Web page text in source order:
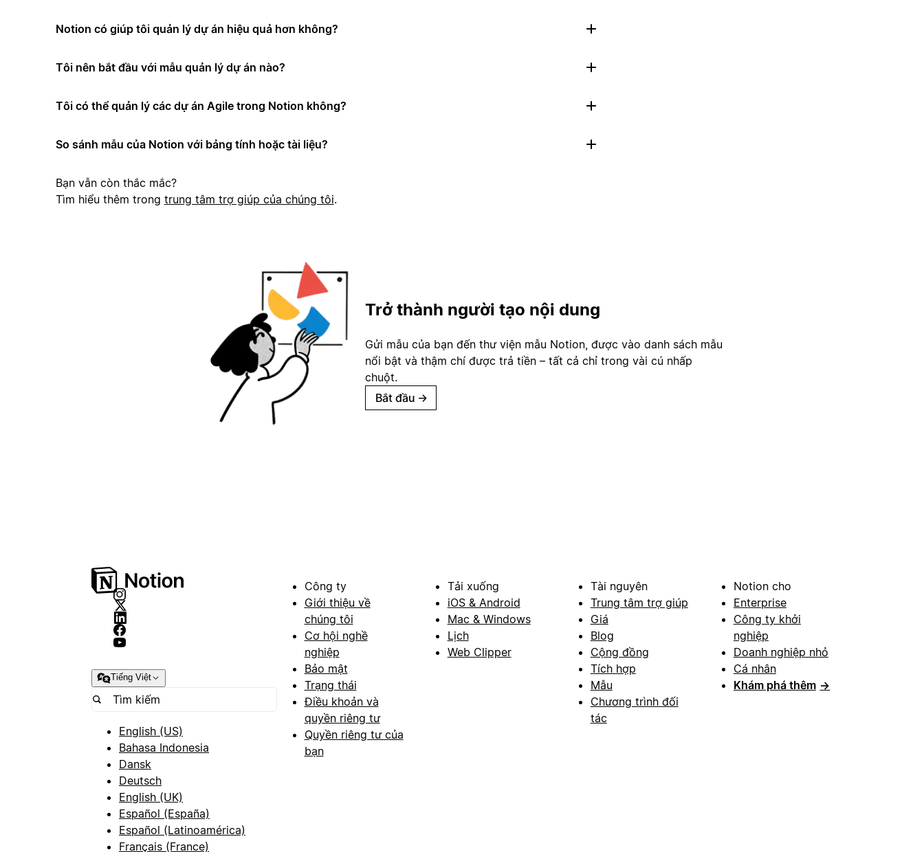
Notion có giúp tôi quản lý dự án hiệu quả hơn không?
Tôi nên bắt đầu với mẫu quản lý dự án nào?
Tôi có thể quản lý các dự án Agile trong Notion không?
So sánh mẫu của Notion với bảng tính hoặc tài liệu?
Bạn vẫn còn thắc mắc?
Tìm hiểu thêm trong trung tâm trợ giúp của chúng tôi.
Trở thành người tạo nội dung
Gửi mẫu của bạn đến thư viện mẫu Notion, được vào danh sách mẫu
nổi bật và thậm chí được trả tiền – tất cả chỉ trong vài cú nhấp
chuột.
Bắt đầu →
Tiếng Việt
English (US)
Bahasa Indonesia
Dansk
Deutsch
English (UK)
Español (España)
Español (Latinoamérica)
Français (France)
Công ty
Giới thiệu về
chúng tôi
Cơ hội nghề
nghiệp
Bảo mật
Trạng thái
Điều khoản và
quyền riêng tư
Quyền riêng tư của
bạn
Tải xuống
iOS & Android
Mac & Windows
Lịch
Web Clipper
Tài nguyên
Trung tâm trợ giúp
Giá
Blog
Cộng đồng
Tích hợp
Mẫu
Chương trình đối
tác
Notion cho
Enterprise
Công ty khởi
nghiệp
Doanh nghiệp nhỏ
Cá nhân
Khám phá thêm →